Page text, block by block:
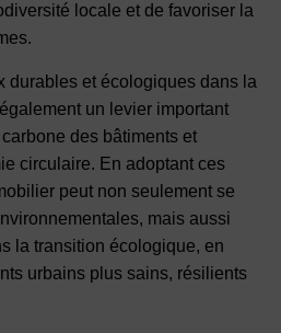
locale et de favoriser la
durables et écologiques dans la
un levier important
des bâtiments et
circulaire. En adoptant ces
peut non seulement se
mais aussi
la transition écologique, en
urbains plus sains, résilients